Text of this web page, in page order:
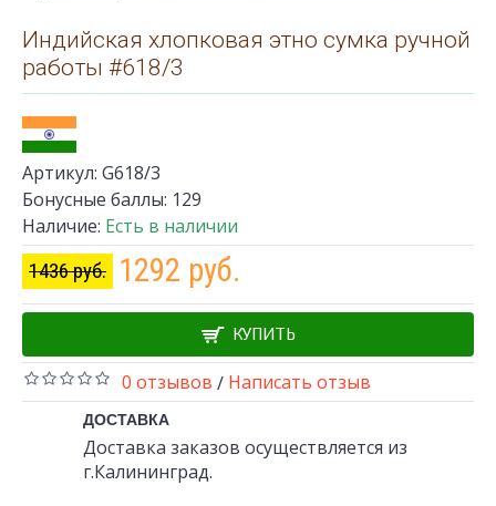
Индийская хлопковая этно сумка ручной
работы #618/3
Артикул: G618/3
Бонусные баллы: 129
Наличие: Есть в наличии
1436 руб. 1292 руб.
КУПИТЬ
0 отзывов / Написать отзыв
ДОСТАВКА
Доставка заказов осуществляется из
г.Калининград.